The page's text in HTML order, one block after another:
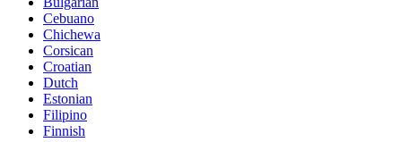
Cebuano
Chichewa
Corsican
Croatian
Dutch
Estonian
Filipino
Finnish